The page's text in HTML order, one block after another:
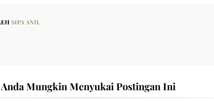
SIPA ANIL
Anda Mungkin Menyukai Postingan Ini